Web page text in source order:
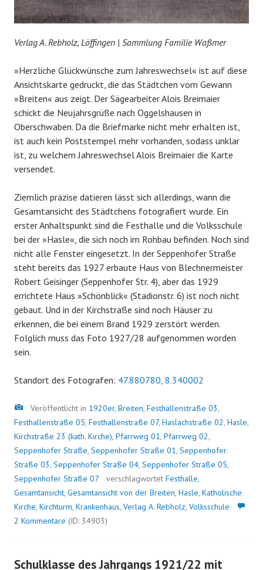
Verlag A. Rebholz, Löffingen | Sammlung Familie Waßmer
»Herzliche Glückwünsche zum Jahreswechsel« ist auf diese
Ansichtskarte gedruckt, die das Städtchen vom Gewann
»Breiten« aus zeigt. Der Sägearbeiter Alois Breimaier
schickt die Neujahrsgrüße nach Oggelshausen in
Oberschwaben. Da die Briefmarke nicht mehr erhalten ist,
ist auch kein Poststempel mehr vorhanden, sodass unklar
ist, zu welchem Jahreswechsel Alois Breimaier die Karte
versendet.
Ziemlich präzise datieren lässt sich allerdings, wann die
Gesamtansicht des Städtchens fotografiert wurde. Ein
erster Anhaltspunkt sind die Festhalle und die Volksschule
bei der »Hasle«, die sich noch im Rohbau befinden. Noch sind
nicht alle Fenster eingesetzt. In der Seppenhofer Straße
steht bereits das 1927 erbaute Haus von Blechnermeister
Robert Geisinger (Seppenhofer Str. 4), aber das 1929
errichtete Haus »Schönblick« (Stadionstr. 6) ist noch nicht
gebaut. Und in der Kirchstraße sind noch Häuser zu
erkennen, die bei einem Brand 1929 zerstört werden.
Folglich muss das Foto 1927/28 aufgenommen worden
sein.
Standort des Fotografen: 47.880780, 8.340002
Bild
Veröffentlicht in 1920er, Breiten, Festhallenstraße 03,
Festhallenstraße 05, Festhallenstraße 07, Haslachstraße 02, Hasle,
Kirchstraße 23 (kath. Kirche), Pfarrweg 01, Pfarrweg 02,
Seppenhofer Straße, Seppenhofer Straße 01, Seppenhofer
Straße 03, Seppenhofer Straße 04, Seppenhofer Straße 05,
Seppenhofer Straße 07
verschlagwortet Festhalle,
Gesamtansicht, Gesamtansicht von der Breiten, Hasle, Katholische
Kirche, Kirchturm, Krankenhaus, Verlag A. Rebholz, Volksschule
2 Kommentare (ID: 34903)
Schulklasse des Jahrgangs 1921/22 mit